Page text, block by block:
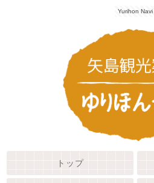
Yurihon Navi
トップ